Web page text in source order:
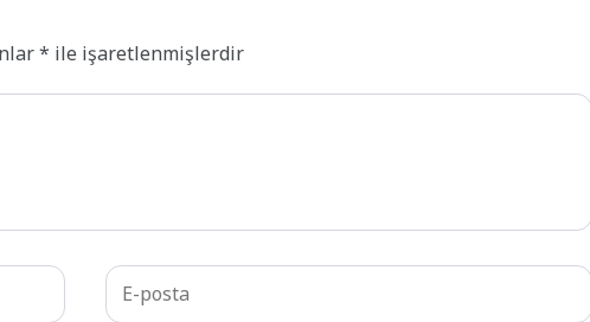
* ile işaretlenmişlerdir